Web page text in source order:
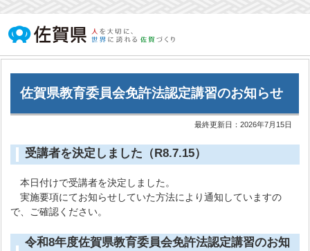
佐賀県教育委員会免許法認定講習のお知らせ
最終更新日：2026年7月15日
受講者を決定しました（R8.7.15）
本日付けで受講者を決定しました。
実施要項にてお知らせしていた方法により通知していますの
で、ご確認ください。
令和8年度佐賀県教育委員会免許法認定講習のお知